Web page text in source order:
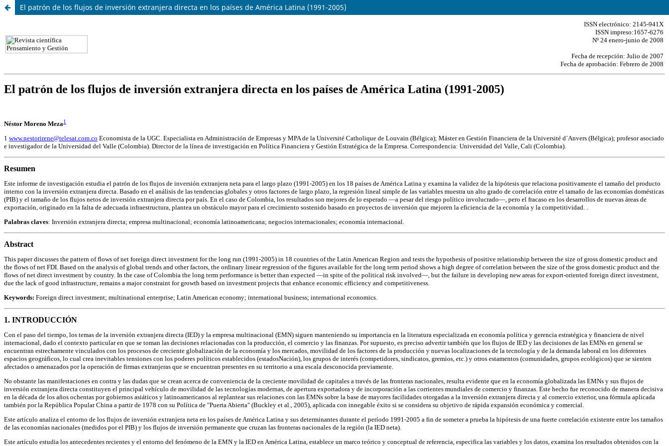
El patrón de los flujos de inversión extranjera directa en los países de América Latina (1991-2005)